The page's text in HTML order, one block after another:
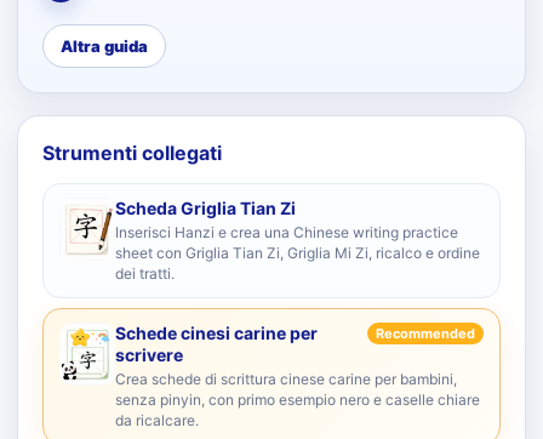
Altra guida
Strumenti collegati
Scheda Griglia Tian Zi
Inserisci Hanzi e crea una Chinese writing practice
sheet con Griglia Tian Zi, Griglia Mi Zi, ricalco e ordine
dei tratti.
Schede cinesi carine per
scrivere
Recommended
Crea schede di scrittura cinese carine per bambini,
senza pinyin, con primo esempio nero e caselle chiare
da ricalcare.